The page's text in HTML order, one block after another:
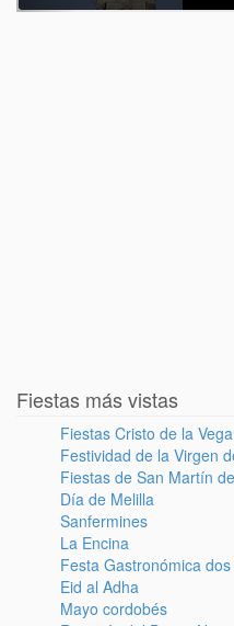
Fiestas más vistas
Fiestas Cristo de la
Festividad de la Virgen
Fiestas de San Martín
Día de Melilla
Sanfermines
La Encina
Festa Gastronómica
Eid al Adha
Mayo cordobés